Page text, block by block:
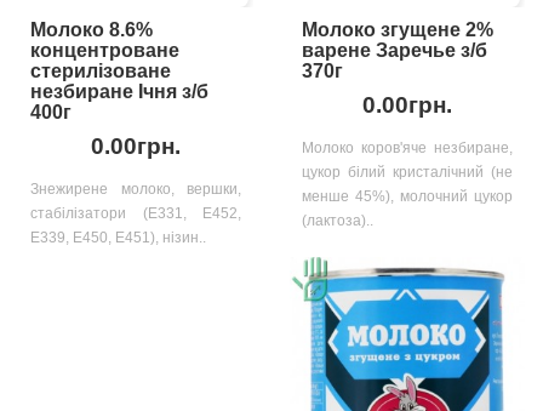
Молоко 8.6%
концентроване
стерилізоване
незбиране Ічня з/б
400г
0.00грн.
Знежирене молоко, вершки,
стабілізатори (Е331, Е452,
Е339, Е450, Е451), нізин..
Молоко згущене 2%
варене Заречье з/б
370г
0.00грн.
Молоко коров'яче незбиране,
цукор білий кристалічний (не
менше 45%), молочний цукор
(лактоза)..